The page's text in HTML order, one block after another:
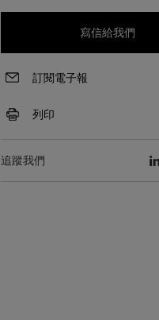
寫信給我們
訂閱電子報
列印
追蹤我們